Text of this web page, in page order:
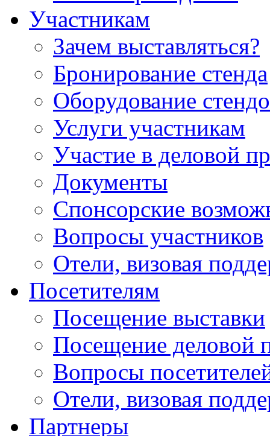
Участникам
Зачем выставляться?
Бронирование стенда
Оборудование
Услуги участникам
Участие в деловой
Документы
Спонсорские
Вопросы участников
Отели, визовая
Посетителям
Посещение выставки
Посещение деловой
Вопросы
Отели, визовая
Партнеры